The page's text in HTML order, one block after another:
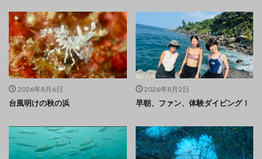
2026年8月6日
台風明けの秋の浜
2026年8月2日
早朝、ファン、体験ダイビング！